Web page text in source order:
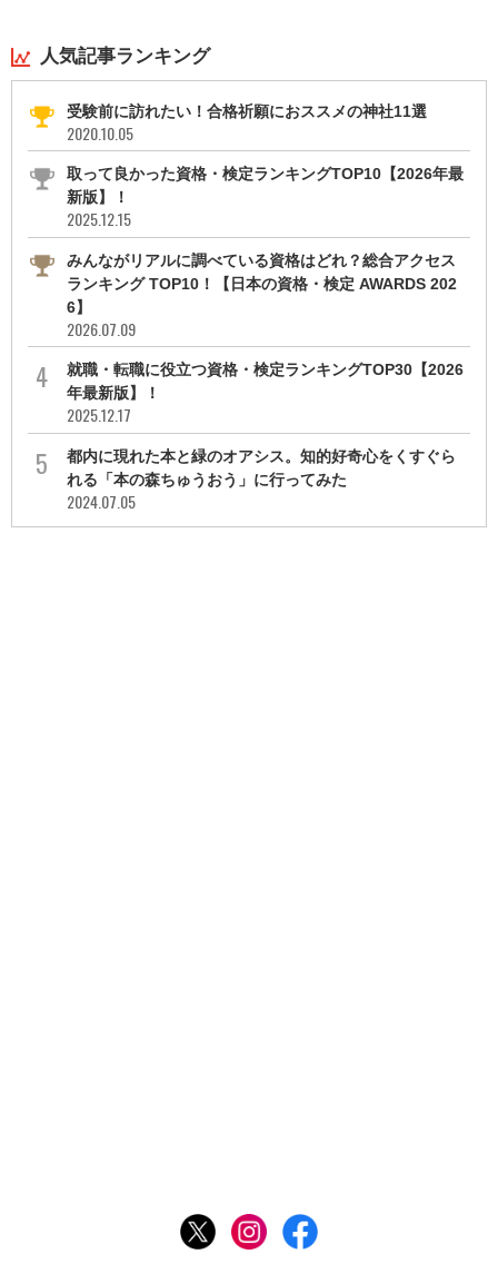
人気記事ランキング
受験前に訪れたい！合格祈願におススメの神社11選
2020.10.05
取って良かった資格・検定ランキングTOP10【2026年最
新版】！
2025.12.15
みんながリアルに調べている資格はどれ？総合アクセス
ランキング TOP10！【日本の資格・検定 AWARDS 202
6】
2026.07.09
就職・転職に役立つ資格・検定ランキングTOP30【2026
年最新版】！
2025.12.17
都内に現れた本と緑のオアシス。知的好奇心をくすぐら
れる「本の森ちゅうおう」に行ってみた
2024.07.05